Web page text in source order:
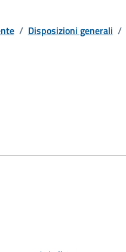
/ Disposizioni generali /